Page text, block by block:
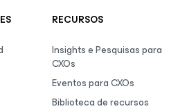
RECURSOS
Insights e Pesquisas para
CXOs
Eventos para CXOs
Biblioteca de recursos